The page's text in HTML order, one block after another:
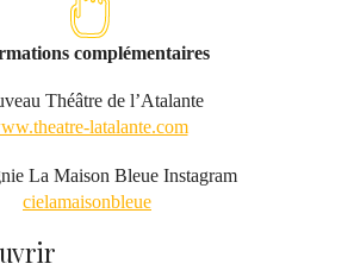
complémentaires
Théâtre de l’Atalante
latalante.com
La Maison Bleue Instagram
cielamaisonbleue